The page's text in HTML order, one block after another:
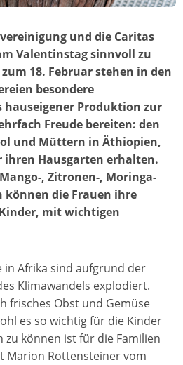
und die Caritas
Valentinstag sinnvoll zu
18. Februar stehen in den
besondere
hauseigener Produktion zur
Freude bereiten: den
und Müttern in Äthiopien,
ihren Hausgarten erhalten.
, Zitronen-, Moringa-
können die Frauen ihre
mit wichtigen
in Afrika sind aufgrund der
Klimawandels explodiert.
frisches Obst und Gemüse
es so wichtig für die Kinder
zu können ist für die Familien
Marion Rottensteiner vom